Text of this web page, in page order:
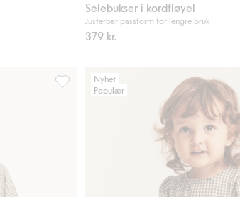
Selebukser i kordfløyel
Justerbar passform for lengre bruk
379 kr.
Legg til i favoriter
Rutete skjortebody med bamser, Legg
Nyhet
Populær